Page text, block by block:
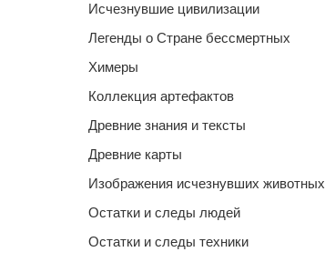
Исчезнувшие цивилизации
Легенды о Стране бессмертных
Химеры
Коллекция артефактов
Древние знания и тексты
Древние карты
Изображения исчезнувших животных
Остатки и следы людей
Остатки и следы техники